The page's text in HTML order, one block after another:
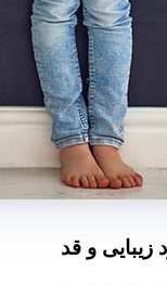
و قد